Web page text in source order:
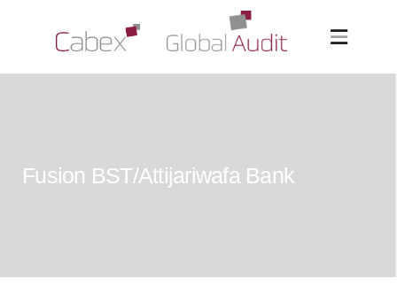
Fusion BST/Attijariwafa Bank